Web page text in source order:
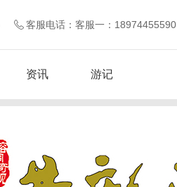
客服电话：客服一：18974455590
资讯 游记